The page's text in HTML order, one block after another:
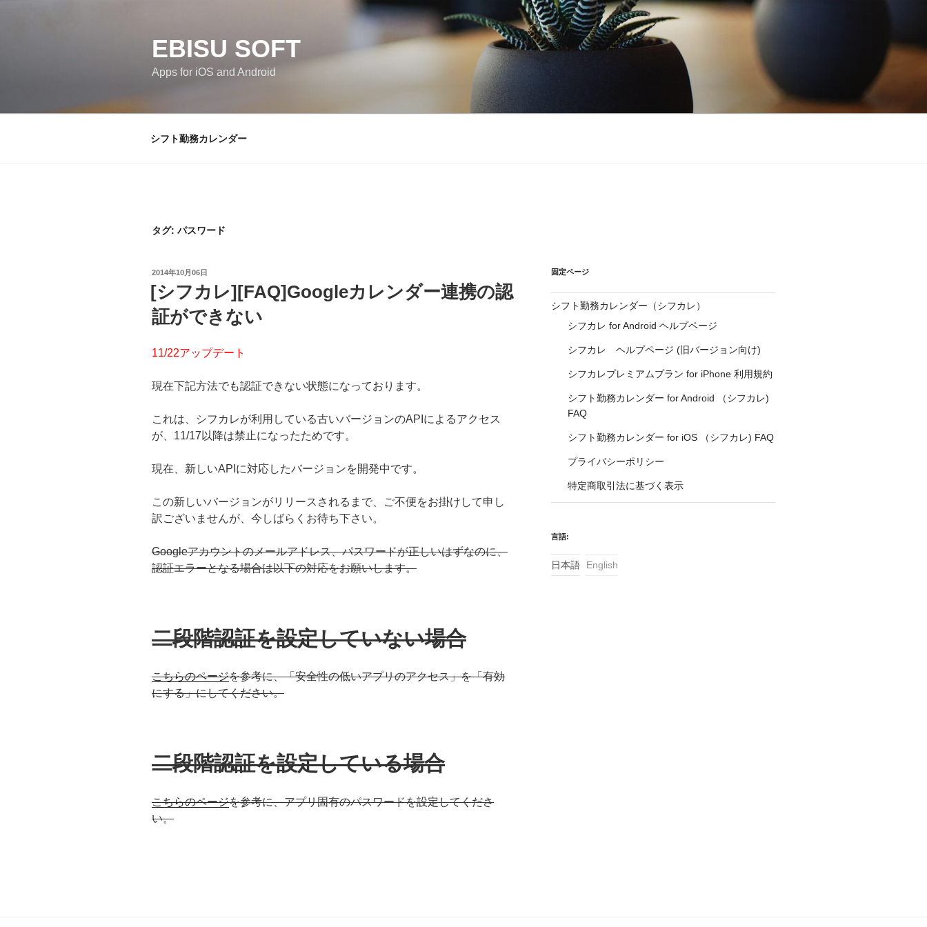
EBISU SOFT
Apps for iOS and Android
シフト勤務カレンダー
タグ: パスワード
投
日:
2014年10月06日
[シフカレ][FAQ]Googleカレンダー連携の認
証ができない
11/22アップデート
現在下記方法でも認証できない状態になっております。
これは、シフカレが利用している古いバージョンのAPIによるアクセス
が、11/17以降は禁止になったためです。
現在、新しいAPIに対応したバージョンを開発中です。
この新しいバージョンがリリースされるまで、ご不便をお掛けして申し
訳ございませんが、今しばらくお待ち下さい。
Googleアカウントのメールアドレス、パスワードが正しいはずなのに、
認証エラーとなる場合は以下の対応をお願いします。
二段階認証を設定していない場合
こちらのページを参考に、「安全性の低いアプリのアクセス」を「有効
にする」にしてください。
二段階認証を設定している場合
こちらのページを参考に、アプリ固有のパスワードを設定してくださ
い。
固定ページ
シフト勤務カレンダー（シフカレ）
シフカレ for Android ヘルプページ
シフカレ ヘルプページ (旧バージョン向け)
シフカレプレミアムプラン for iPhone 利用規約
シフト勤務カレンダー for Android （シフカレ)
FAQ
シフト勤務カレンダー for iOS （シフカレ) FAQ
プライバシーポリシー
特定商取引法に基づく表示
言語:
日本語 English